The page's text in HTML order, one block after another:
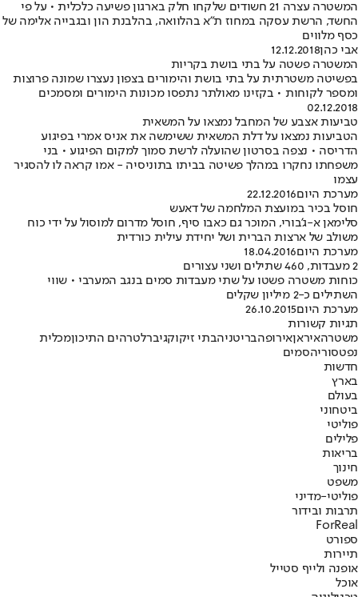
המשטרה עצרה 21 חשודים שלקחו חלק בארגון פשיעה כלכלית • על פי
החשד, הרשת עסקה במחוז ת"א בהלוואה, בהלבנת הון ובגבייה אלימה של
כסף מלווים
אבי כהן12.12.2018
המשטרה פשטה על בתי בושת בקריות
בפשיטה משטרתית על בתי בושת והימורים בצפון נעצרו שמונה פרוצות
ומספר לקוחות • בקזינו מאולתר נתפסו מכונות הימורים ומסמכים
02.12.2018
טביעות אצבע של המחבל נמצאו על המשאית
הטביעות נמצאו על דלת המשאית ששימשה את אניס אמרי בפיגוע
הדריסה • נצפה בסרטון שהועלה לרשת סמוך למקום הפיגוע • בני
משפחתו נחקרו במהלך פשיטה בביתו בתוניסיה - אמו קראה לו להסגיר
עצמו
מערכת היום22.12.2016
חוסל בכיר במועצת המלחמה של דאעש
סלימאן א-ג'בורי, המוכר גם כאבו סיף, חוסל מדרום למוסול על ידי כוח
משולב של ארצות הברית ושל יחידת עילית כורדית
מערכת היום18.04.2016
2 מעבדות, 460 שתילים ושני עצורים
כוחות משטרה פשטו על שתי מעבדות סמים בנגב המערבי • שווי
השתילים כ-2 מיליון שקלים
מערכת היום26.10.2015
תגיות קשורות
משטרהאיראןאירופהבריטניהבתי זיקוקגיברלטרהים התיכוןמכלית
נפטסוריהסמים
חדשות
בארץ
בעולם
ביטחוני
פוליטי
פלילים
בריאות
חינוך
משפט
פוליטי-מדיני
תרבות ובידור
ForReal
ספורט
תיירות
אופנה ולייף סטייל
אוכל